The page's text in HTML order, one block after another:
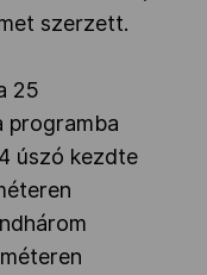
szerzett.
25
programba
úszó kezdte